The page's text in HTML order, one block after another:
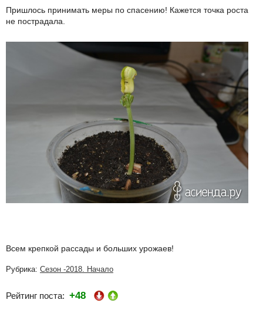
Пришлось принимать меры по спасению! Кажется точка роста
не пострадала.
Всем крепкой рассады и больших урожаев!
Рубрика: Сезон -2018. Начало
Рейтинг поста: +48